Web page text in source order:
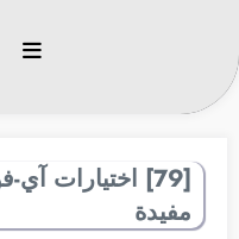
[79] اختيارات
مفيدة